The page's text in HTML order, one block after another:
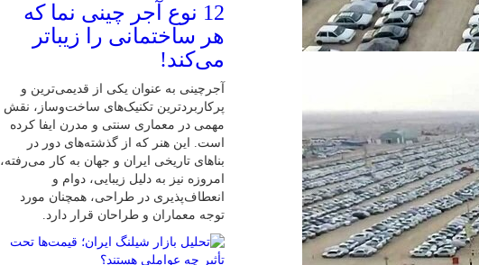
12 نوع آجر چینی نما که
هر ساختمانی را زیباتر
می‌کند!
آجرچینی به عنوان یکی از قدیمی‌ترین و
پرکاربردترین تکنیک‌های ساخت‌وساز، نقش
مهمی در معماری سنتی و مدرن ایفا کرده
است. این هنر که از گذشته‌های دور در
بناهای تاریخی ایران و جهان به کار می‌رفته،
امروزه نیز به دلیل زیبایی، دوام و
انعطاف‌پذیری در طراحی، همچنان مورد
توجه معماران و طراحان قرار دارد.